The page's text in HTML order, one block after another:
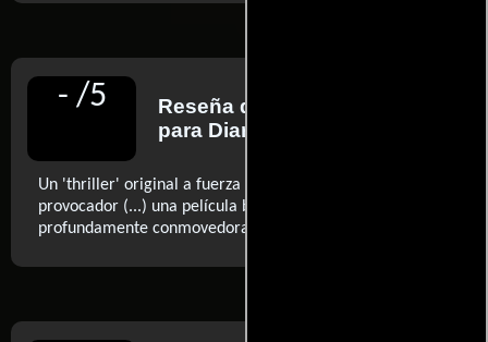
- /5 Reseña de
para Diario El Mundo
Un 'thriller' original a fuerza de coherente; sincero por
provocador (...) una película brutal, incómoda y
profundamente conmovedora